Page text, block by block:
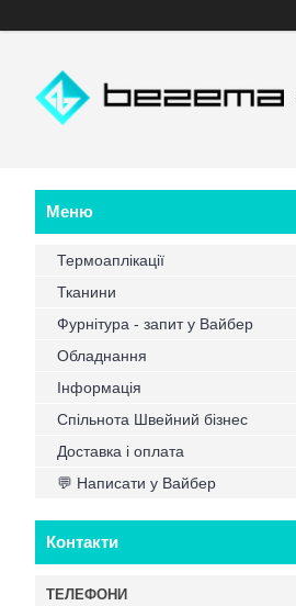
Термоаплікації
Тканини
Фурнітура - запит у Вайбер
Обладнання
Інформація
Спільнота Швейний бізнес
Доставка і оплата
💬 Написати у Вайбер
Контакти